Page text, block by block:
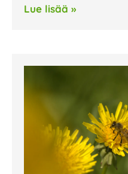
Lue lisää »